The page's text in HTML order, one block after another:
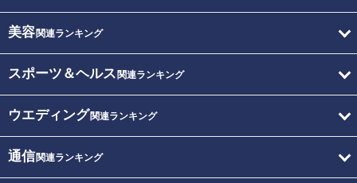
美容関連ランキング
スポーツ＆ヘルス 関連ランキング
ウエディング関連ランキング
通信関連ランキング